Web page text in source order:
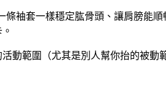
袖套一樣穩定肱骨頭、讓肩膀能
動範圍（尤其是別人幫你抬的被